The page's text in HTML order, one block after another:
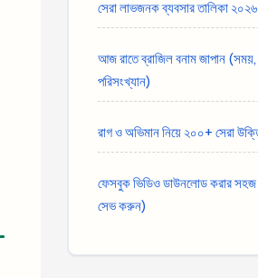
সেরা লাভজনক ব্যবসার তালিকা ২০২৬
আজ রাতে ব্রাজিল বনাম জাপান
পরিসংখ্যান)
রাগ ও অভিমান নিয়ে ২০০+ সেরা
ফেসবুক ভিডিও ডাউনলোড করার সহজ
সেভ করুন)